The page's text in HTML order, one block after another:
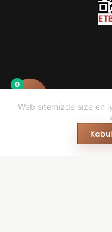
Web sitemizde size en
0